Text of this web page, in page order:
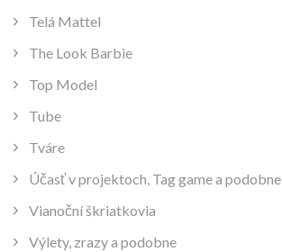
Telá Mattel
The Look Barbie
Top Model
Tube
Tváre
Účasť v projektoch, Tag game a podobne
Vianoční škriatkovia
Výlety, zrazy a podobne